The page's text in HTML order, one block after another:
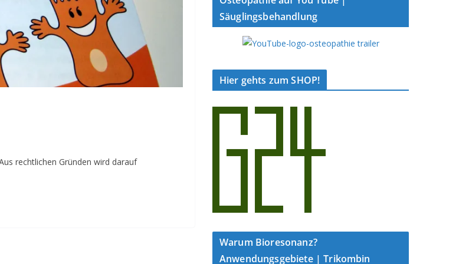
rechtlichen Gründen wird darauf
Säuglingsbehandlung
Hier gehts zum SHOP!
Warum Bioresonanz?
Anwendungsgebiete | Trikombin